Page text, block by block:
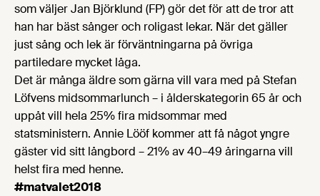
som väljer Jan Björklund (FP) gör det för att de tror att
han har bäst sånger och roligast lekar. När det gäller
just sång och lek är förväntningarna på övriga
partiledare mycket låga.
Det är många äldre som gärna vill vara med på Stefan
Löfvens midsommarlunch – i ålderskategorin 65 år och
uppåt vill hela 25% fira midsommar med
statsministern. Annie Lööf kommer att få något yngre
gäster vid sitt långbord – 21% av 40–49 åringarna vill
helst fira med henne.
#matvalet2018